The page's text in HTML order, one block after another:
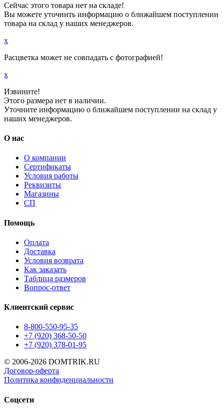
Сейчас этого товара нет на складе!
Вы можете уточнить информацию о ближайшем поступлении
товара на склад у наших менеджеров.
x
Расцветка может не совпадать с фотографией!
x
Извините!
Этого размера нет в наличии.
Уточните информацию о ближайшем поступлении на склад у
наших менеджеров.
О нас
О компании
Сертификаты
Условия работы
Реквизиты
Магазины
СП
Помощь
Оплата
Доставка
Условия возврата
Как заказать
Таблица размеров
Вопрос-ответ
Клиентский сервис
8-800-550-95-35
+7 (920) 368-50-50
+7 (920) 378-01-95
© 2006-2026 DOMTRIK.RU
Договор-оферта
Политика конфиденциальности
Соцсети